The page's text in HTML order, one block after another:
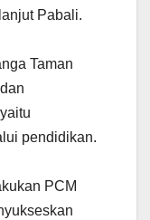
Pabali.
Taman
pendidikan.
PCM